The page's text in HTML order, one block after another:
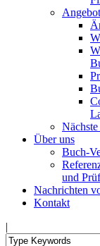
Über uns
Buch-
und
Nachrichten
Kontakt
|